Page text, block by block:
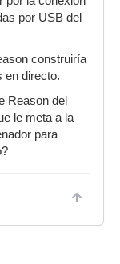
por USB del
construiría
en directo.
Reason del
le meta a la
para